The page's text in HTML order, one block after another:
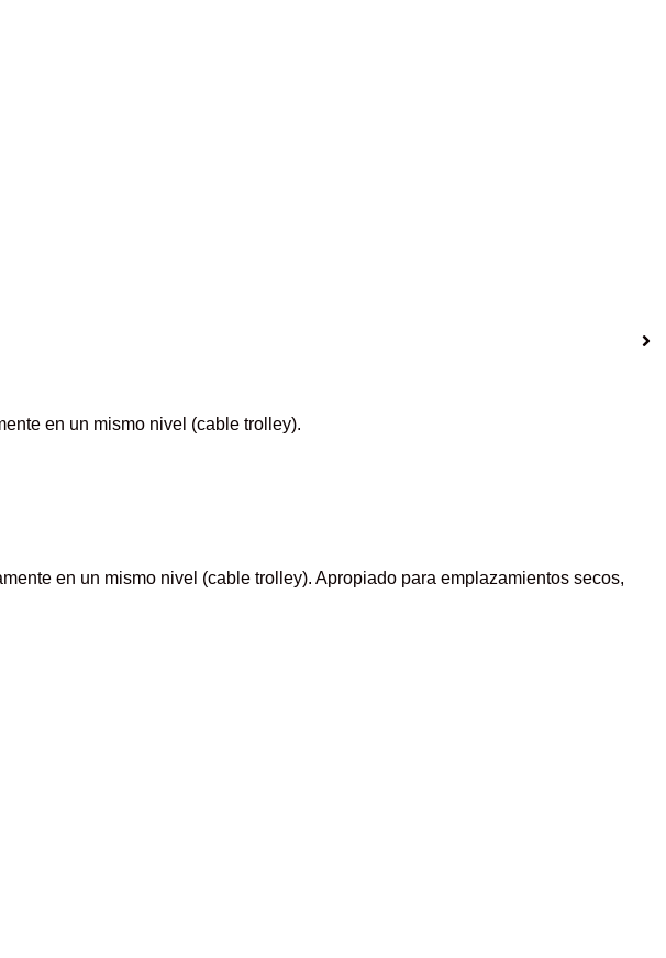
en un mismo nivel (cable trolley).
en un mismo nivel (cable trolley). Apropiado para emplazamientos secos,